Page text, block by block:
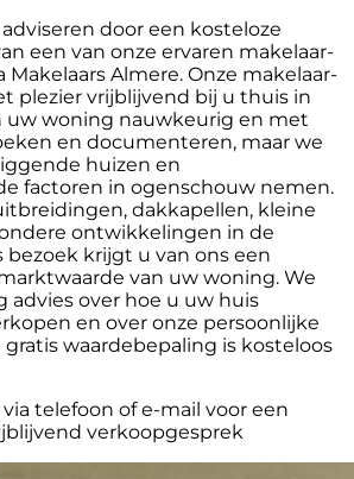
door een kosteloze
een van onze ervaren makelaar-
Makelaars Almere. Onze makelaar-
plezier vrijblijvend bij u thuis in
uw woning nauwkeurig en met
en documenteren, maar we
huizen en
factoren in ogenschouw nemen.
dakkapellen, kleine
ontwikkelingen in de
bezoek krijgt u van ons een
van uw woning. We
advies over hoe u uw huis
en over onze persoonlijke
waardebepaling is kosteloos
telefoon of e-mail voor een
verkoopgesprek